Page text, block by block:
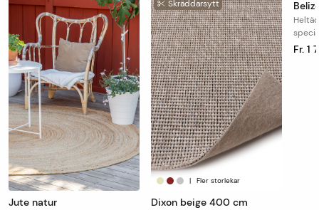
Jute natur
Skräddarsytt
| Fler storlekar
Dixon beige 400 cm
Fr. 1